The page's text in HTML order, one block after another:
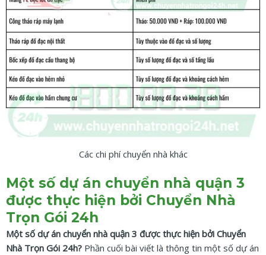
Các chi phí chuyển nhà khác
Một số dự án chuyển nhà quận 3
được thực hiện bởi Chuyển Nhà
Trọn Gói 24h
Một số dự án chuyển nhà quận 3 được thực hiện bởi Chuyển
Nhà Trọn Gói 24h? Phần cuối bài viết là thông tin một số dự án